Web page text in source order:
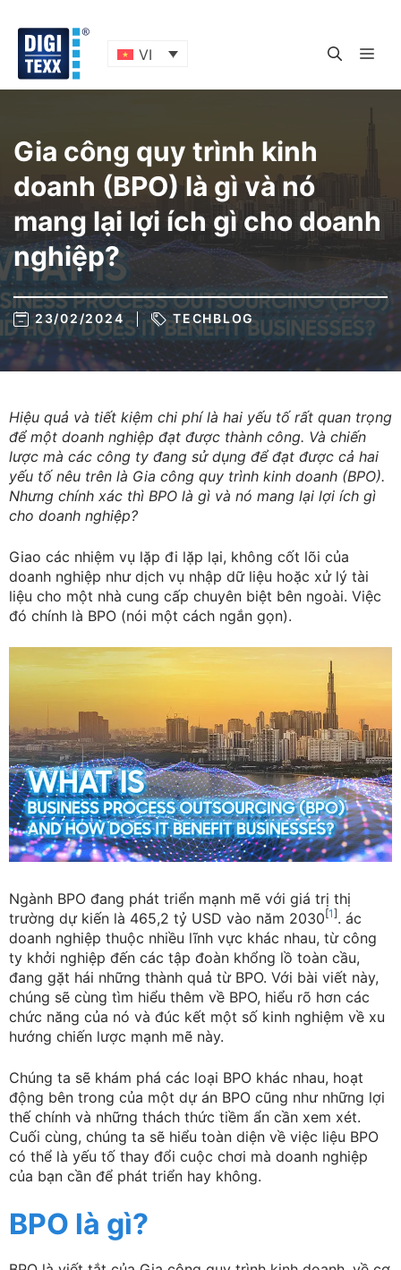
content
VI
Gia công quy trình kinh
doanh (BPO) là gì và nó
mang lại lợi ích gì cho doanh
nghiệp?
23/02/2024 TECHBLOG
Hiệu quả và tiết kiệm chi phí là hai yếu tố rất quan trọng
để một doanh nghiệp đạt được thành công. Và chiến
lược mà các công ty đang sử dụng để đạt được cả hai
yếu tố nêu trên là Gia công quy trình kinh doanh (BPO).
Nhưng chính xác thì BPO là gì và nó mang lại lợi ích gì
cho doanh nghiệp?
Giao các nhiệm vụ lặp đi lặp lại, không cốt lõi của
doanh nghiệp như dịch vụ nhập dữ liệu hoặc xử lý tài
liệu cho một nhà cung cấp chuyên biệt bên ngoài. Việc
đó chính là BPO (nói một cách ngắn gọn).
Ngành BPO đang phát triển mạnh mẽ với giá trị thị
trường dự kiến là 465,2 tỷ USD vào năm 2030[1]. ác
doanh nghiệp thuộc nhiều lĩnh vực khác nhau, từ công
ty khởi nghiệp đến các tập đoàn khổng lồ toàn cầu,
đang gặt hái những thành quả từ BPO. Với bài viết này,
chúng sẽ cùng tìm hiểu thêm về BPO, hiểu rõ hơn các
chức năng của nó và đúc kết một số kinh nghiệm về xu
hướng chiến lược mạnh mẽ này.
Chúng ta sẽ khám phá các loại BPO khác nhau, hoạt
động bên trong của một dự án BPO cũng như những lợi
thế chính và những thách thức tiềm ẩn cần xem xét.
Cuối cùng, chúng ta sẽ hiểu toàn diện về việc liệu BPO
có thể là yếu tố thay đổi cuộc chơi mà doanh nghiệp
của bạn cần để phát triển hay không.
BPO là gì?